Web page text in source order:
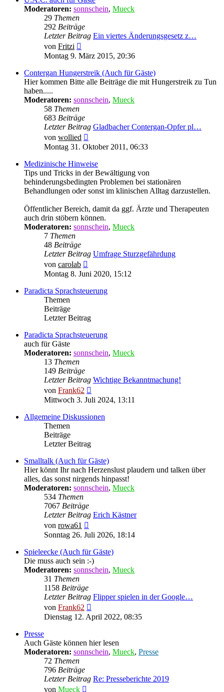
Moderatoren: sonnschein, Mueck
29 Themen
292 Beiträge
Letzter Beitrag Ein viertes Änderungsgesetz z…
von Fritzi
Beitrag
Montag 9. März 2015, 20:36
Contergan Hungerstreik (Auch für Gäste)
Hier kommen Bitte alle Beiträge die mit Hungerstreik zu Tun
haben.....
Moderatoren: sonnschein, Mueck
58 Themen
683 Beiträge
Letzter Beitrag Gladbacher Contergan-Opfer pl…
von wollied
Beitrag
Montag 31. Oktober 2011, 06:33
Medizinische Hinweise
Tips und Tricks in der Bewältigung von
behinderungsbedingten Problemen bei stationären
Behandlungen oder sonst im klinischen Alltag darzustellen.
Öffentlicher Bereich, damit da ggf. Ärzte und Therapeuten
auch drin stöbern können.
Moderatoren: sonnschein, Mueck
7 Themen
48 Beiträge
Letzter Beitrag Umfrage Sturzgefährdung
von carolab
Beitrag
Montag 8. Juni 2020, 15:12
Paradicta Sprachsteuerung
Themen
Beiträge
Letzter Beitrag
Paradicta Sprachsteuerung
auch für Gäste
Moderatoren: sonnschein, Mueck
13 Themen
149 Beiträge
Letzter Beitrag Wichtige Bekanntmachung!
von Frank62
Beitrag
Mittwoch 3. Juli 2024, 13:11
Allgemeine Diskussionen
Themen
Beiträge
Letzter Beitrag
Smalltalk (Auch für Gäste)
Hier könnt Ihr nach Herzenslust plaudern und talken über
alles, das sonst nirgends hinpasst!
Moderatoren: sonnschein, Mueck
534 Themen
7067 Beiträge
Letzter Beitrag Erich Kästner
von rowa61
Beitrag
Sonntag 26. Juli 2026, 18:14
Spieleecke (Auch für Gäste)
Die muss auch sein :-)
Moderatoren: sonnschein, Mueck
31 Themen
1158 Beiträge
Letzter Beitrag Flipper spielen in der Google…
von Frank62
Beitrag
Dienstag 12. April 2022, 08:35
Presse
Auch Gäste können hier lesen
Moderatoren: sonnschein, Mueck, Presse
72 Themen
796 Beiträge
Letzter Beitrag Re: Presseberichte 2019
von Mueck